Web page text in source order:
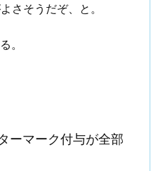
さそうだぞ、と。
。
ーマーク付与が全部